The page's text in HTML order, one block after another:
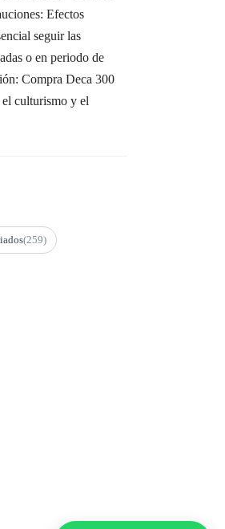
Efectos
seguir las
o en periodo de
Compra Deca 300
culturismo y el
(259)